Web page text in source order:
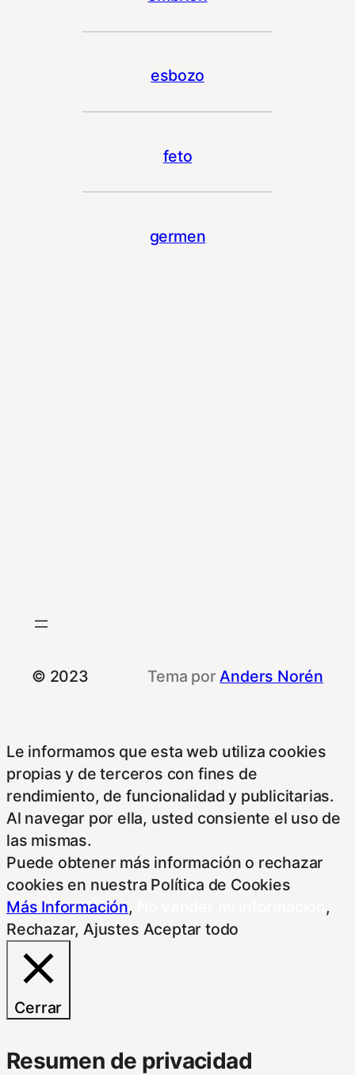
esbozo
feto
germen
© 2023 Tema por Anders Norén
Le informamos que esta web utiliza cookies
propias y de terceros con fines de
rendimiento, de funcionalidad y publicitarias.
Al navegar por ella, usted consiente el uso de
las mismas.
Puede obtener más información o rechazar
cookies en nuestra Política de Cookies
Más Información,
,
Rechazar,Ajustes Aceptar todo
Cerrar
Resumen de privacidad